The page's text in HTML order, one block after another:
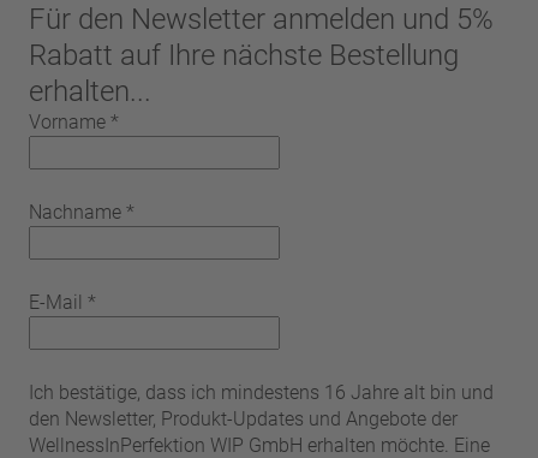
Für den Newsletter anmelden und 5%
Rabatt auf Ihre nächste Bestellung
erhalten...
Vorname *
Nachname *
E-Mail *
Ich bestätige, dass ich mindestens 16 Jahre alt bin und
den Newsletter, Produkt-Updates und Angebote der
WellnessInPerfektion WIP GmbH erhalten möchte. Eine